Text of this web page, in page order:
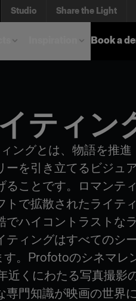
Studio Share the Light
Book a
ティン
ングとは、物語を推進
ーを引き立てるビジュ
ることです。ロマンティ
トで拡散されたライティ
でハイコントラストなラ
ティングはすべてのシ
す。Profotoのシネマレ
近くにわたる写真撮影
専門知識が映画の世界